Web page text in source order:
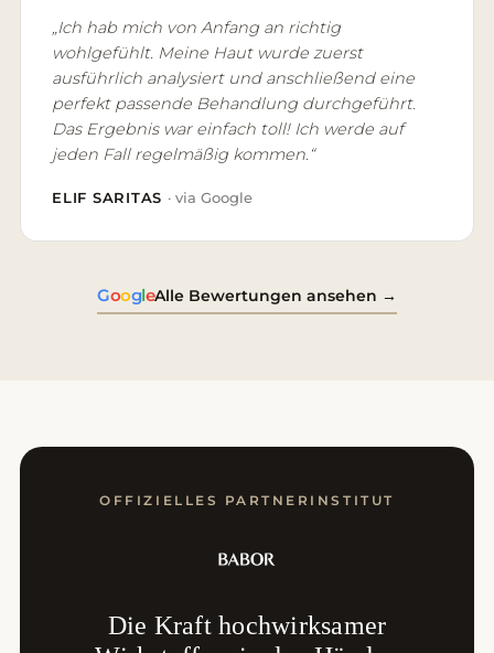
„Ich hab mich von Anfang an richtig
wohlgefühlt. Meine Haut wurde zuerst
ausführlich analysiert und anschließend eine
perfekt passende Behandlung durchgeführt.
Das Ergebnis war einfach toll! Ich werde auf
jeden Fall regelmäßig kommen.“
ELIF SARITAS · via Google
GoogleAlle Bewertungen ansehen →
OFFIZIELLES PARTNERINSTITUT
Die Kraft hochwirksamer